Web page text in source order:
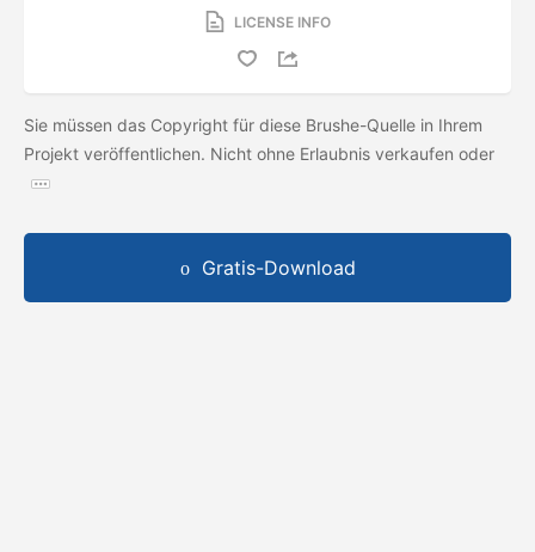
LICENSE INFO
Sie müssen das Copyright für diese Brushe-Quelle in Ihrem
Projekt veröffentlichen. Nicht ohne Erlaubnis verkaufen oder
Gratis-Download